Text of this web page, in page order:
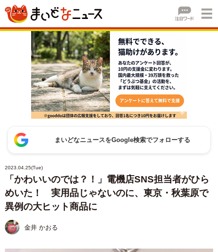
まいどなニュースをGoogle検索でフォローする
2023.04.25(Tue)
「かわいいのでは？！」電機店SNS担当者がひら
めいた！ 実用品じゃないのに、東京・秋葉原で
異例の大ヒット商品に
金井 かおる